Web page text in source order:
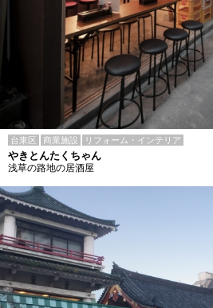
台東区 商業施設 リフォーム・インテリア
やきとんたくちゃん
浅草の路地の居酒屋